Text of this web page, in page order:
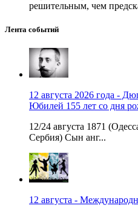
решительным, чем
Лента событий
12 августа 2026 года -
Юбилей 155 лет со дня
12/24 августа 1871
Сербия) Сын анг...
12 августа -